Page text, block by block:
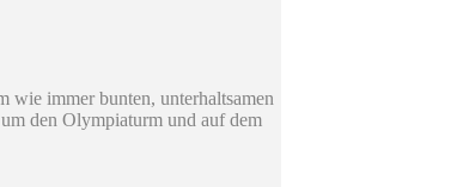
wie immer bunten, unterhaltsamen
den Olympiaturm und auf dem